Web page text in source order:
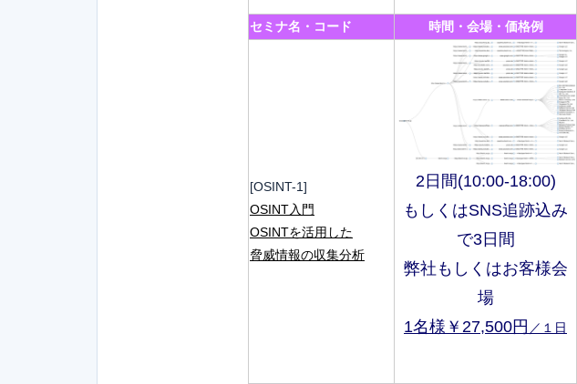
セミナ名・コード 時間・会場・価格例
[OSINT-1]
OSINT入門
OSINTを活用した
脅威情報の収集分析
2日間(10:00-18:00)
もしくはSNS追跡込み
で3日間
弊社もしくはお客様会
場
1名様￥27,500円 ／１日